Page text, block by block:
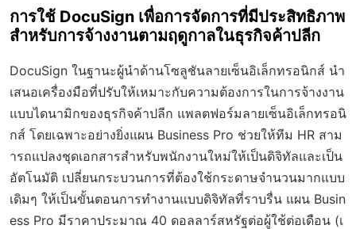
การใช้ DocuSign เพื่อการจัดการที่มีประสิทธิภาพ
สำหรับการจ้างงานตามฤดูกาลในธุรกิจค้าปลีก
DocuSign ในฐานะผู้นำด้านโซลูชันลายเซ็นอิเล็กทรอนิกส์ นำ
เสนอเครื่องมือที่ปรับให้เหมาะกับความต้องการในการจ้างงาน
แบบไดนามิกของธุรกิจค้าปลีก แพลตฟอร์มลายเซ็นอิเล็กทรอนิ
กส์ โดยเฉพาะอย่างยิ่งแผน Business Pro ช่วยให้ทีม HR สาม
ารถแปลงชุดเอกสารสำหรับพนักงานใหม่ให้เป็นดิจิทัลและเป็น
อัตโนมัติ เปลี่ยนกระบวนการที่ต้องใช้กระดาษจำนวนมากแบบ
เดิมๆ ให้เป็นขั้นตอนการทำงานแบบดิจิทัลที่ราบรื่น แผน Busin
ess Pro มีราคาประมาณ 40 ดอลลาร์สหรัฐต่อผู้ใช้ต่อเดือน (เ